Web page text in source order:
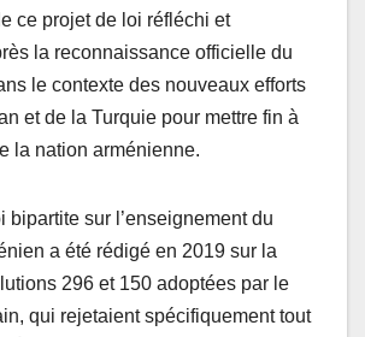
ce projet de loi réfléchi et
la reconnaissance officielle du
le contexte des nouveaux efforts
et de la Turquie pour mettre fin à
la nation arménienne.
bipartite sur l’enseignement du
a été rédigé en 2019 sur la
296 et 150 adoptées par le
qui rejetaient spécifiquement tout